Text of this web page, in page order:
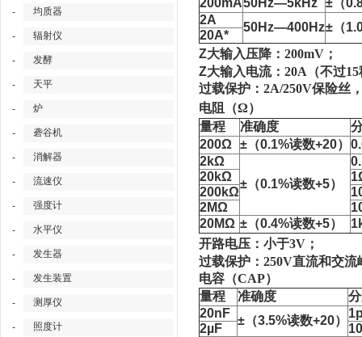
- 均质器
- 辐射仪
- 发酵
- 天平
- 炉
- 砻谷机
- 消解器
- 流速仪
- 强度计
- 水平仪
- 发生器
- 发生装置
- 测厚仪
- 照度计
200mA50Hz—5kHz ±（
2A
50Hz—400Hz±（
20A*
Z大输入压降： 200mV；
Z大输入电流： 20A（不过
过载保护： 2A/250V保险丝
电阻（Ω
量程
准确度
200Ω ±（0.1%读数+20）
2kΩ
±（0.1%读数+5）
20kΩ
200kΩ
2MΩ
20MΩ ±（0.4%读数+5）
开路电压：小于3V；
过载保护： 250V直流和交流
电容（CAP）
量程
准确度
20nF
±（3.5%读数+20）
2µF